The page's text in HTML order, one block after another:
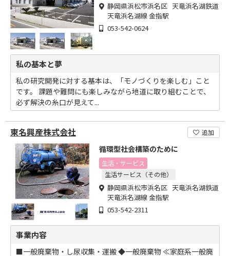
静岡県浜松市浜名区 天竜浜名湖鉄道
天竜浜名湖線 金指駅
053-542-0624
私の基本と夢
私の研究開発に対する基本は、「モノづくりを楽しむ」こと
です。 課題や難問にも楽しみながら地道に取り組むことで、
必ず解決の糸口が見えて...
東名興産株式会社 追加
循環型社会構築のために
生活・サービス
生活サービス（その他）
静岡県浜松市浜名区 天竜浜名湖鉄道
天竜浜名湖線 金指駅
053-542-2311
事業内容
■一般廃棄物・し尿収集・運搬 ◆一般廃棄物 ≪家庭系一般廃